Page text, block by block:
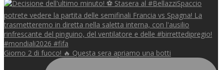
Giorno 2 di fuoco! 🔥 Questa sera apriamo una botti